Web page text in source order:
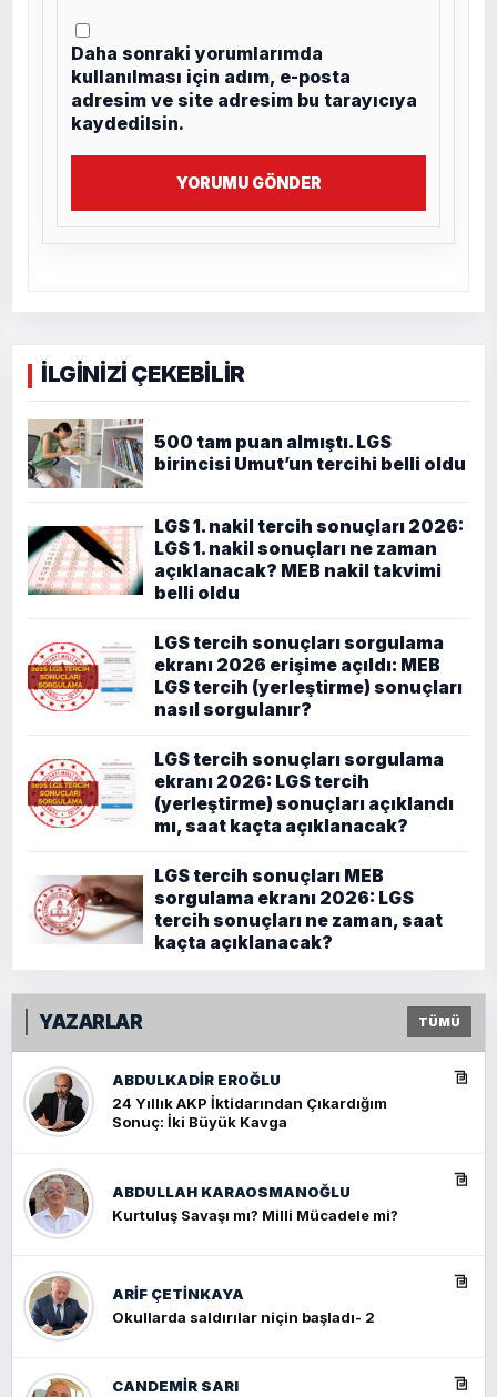
Daha sonraki yorumlarımda
kullanılması için adım, e-posta
adresim ve site adresim bu tarayıcıya
kaydedilsin.
YORUMU GÖNDER
İLGİNİZİ ÇEKEBİLİR
500 tam puan almıştı. LGS
birincisi Umut’un tercihi belli oldu
LGS 1. nakil tercih sonuçları 2026:
LGS 1. nakil sonuçları ne zaman
açıklanacak? MEB nakil takvimi
belli oldu
LGS tercih sonuçları sorgulama
ekranı 2026 erişime açıldı: MEB
LGS tercih (yerleştirme) sonuçları
nasıl sorgulanır?
LGS tercih sonuçları sorgulama
ekranı 2026: LGS tercih
(yerleştirme) sonuçları açıklandı
mı, saat kaçta açıklanacak?
LGS tercih sonuçları MEB
sorgulama ekranı 2026: LGS
tercih sonuçları ne zaman, saat
kaçta açıklanacak?
YAZARLAR TÜMÜ
ABDULKADIR EROĞLU
24 Yıllık AKP İktidarından Çıkardığım
Sonuç: İki Büyük Kavga
ABDULLAH KARAOSMANOĞLU
Kurtuluş Savaşı mı? Milli Mücadele mi?
ARIF ÇETİNKAYA
Okullarda saldırılar niçin başladı- 2
CANDEMIR SARI